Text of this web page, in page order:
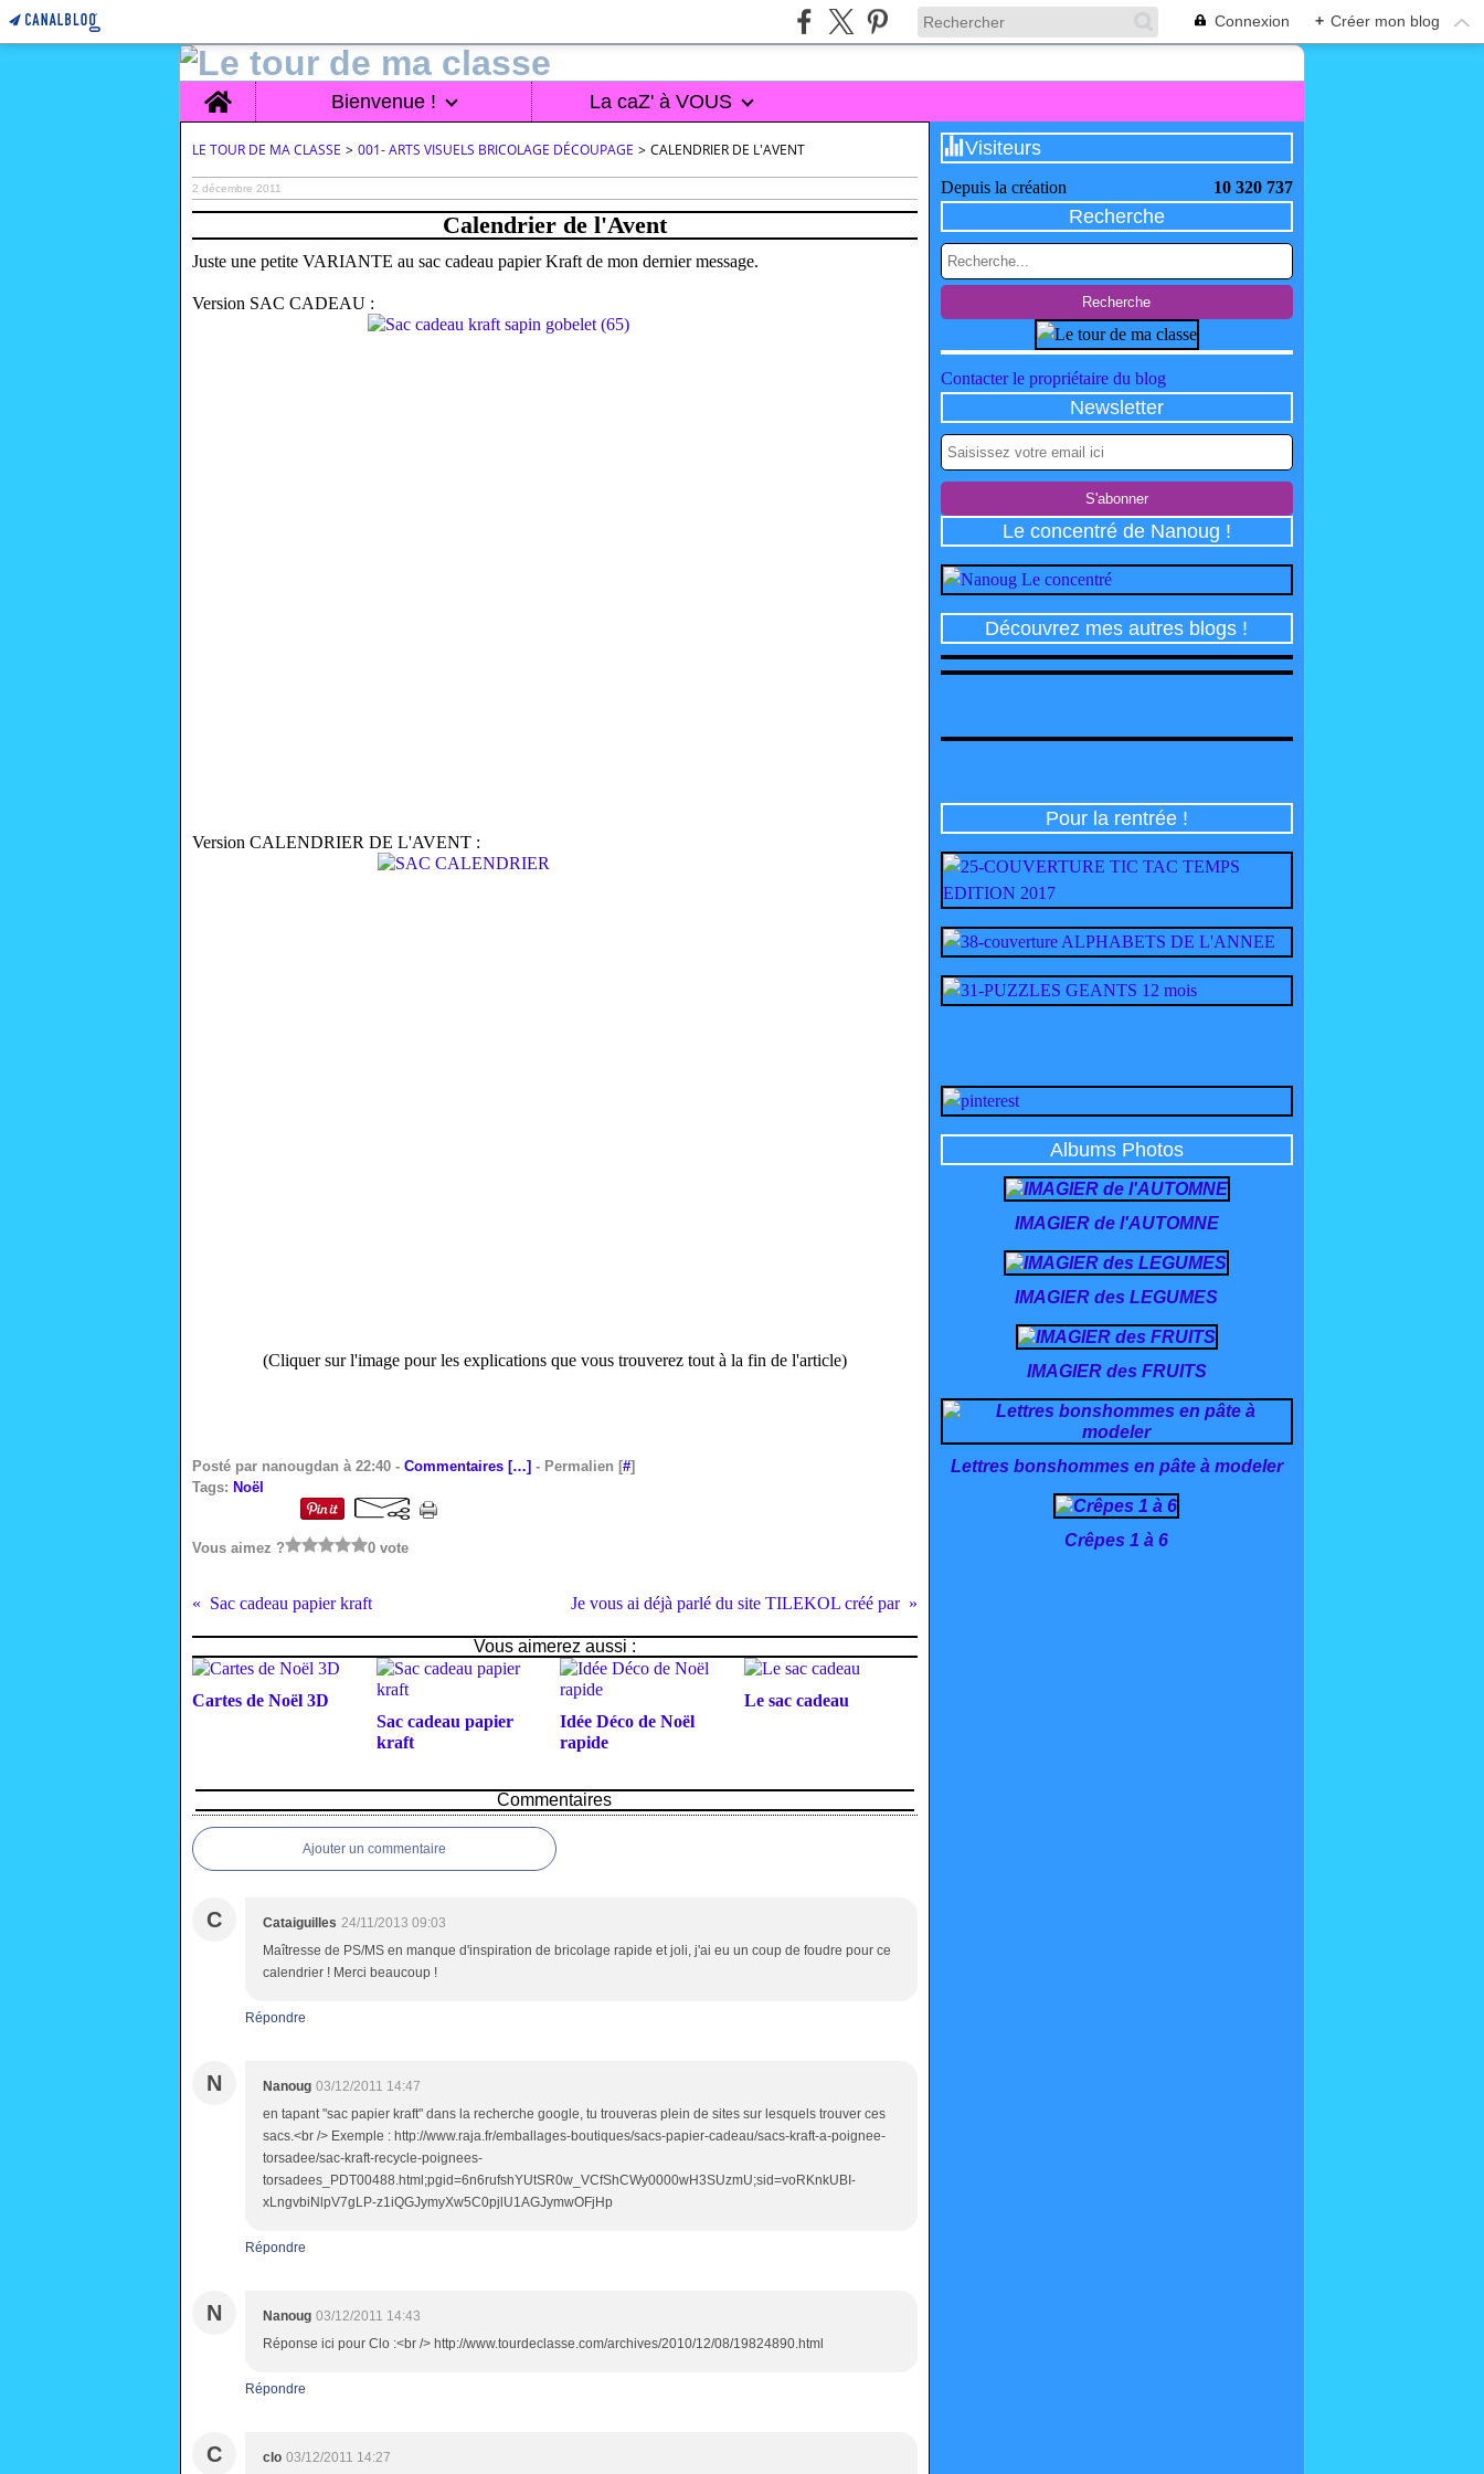
Connexion + Créer mon blog
Home Bienvenue ! La caZ' à VOUS
LE TOUR DE MA CLASSE > 001- ARTS VISUELS BRICOLAGE DÉCOUPAGE > CALENDRIER DE L'AVENT
2 décembre 2011
Calendrier de l'Avent
Juste une petite VARIANTE au sac cadeau papier Kraft de mon dernier message.
Version SAC CADEAU :
Version CALENDRIER DE L'AVENT :
(Cliquer sur l'image pour les explications que vous trouverez tout à la fin de l'article)
Posté par nanougdan à 22:40 - Commentaires […] - Permalien [#]
Tags: Noël
Vous aimez ? 0 vote
Sac cadeau papier kraft Je vous ai déjà parlé du site TILEKOL créé par
Vous aimerez aussi :
Cartes de Noël 3D
Sac cadeau papier
kraft
Idée Déco de Noël
rapide
Le sac cadeau
Commentaires
Ajouter un commentaire
C Cataiguilles 24/11/2013 09:03
Maîtresse de PS/MS en manque d'inspiration de bricolage rapide et joli, j'ai eu un coup de foudre pour ce
calendrier ! Merci beaucoup !
Répondre
N Nanoug 03/12/2011 14:47
en tapant "sac papier kraft" dans la recherche google, tu trouveras plein de sites sur lesquels trouver ces
sacs.<br /> Exemple : http://www.raja.fr/emballages-boutiques/sacs-papier-cadeau/sacs-kraft-a-poignee-
torsadee/sac-kraft-recycle-poignees-
torsadees_PDT00488.html;pgid=6n6rufshYUtSR0w_VCfShCWy0000wH3SUzmU;sid=voRKnkUBI-
xLngvbiNlpV7gLP-z1iQGJymyXw5C0pjlU1AGJymwOFjHp
Répondre
N Nanoug 03/12/2011 14:43
Réponse ici pour Clo :<br /> http://www.tourdeclasse.com/archives/2010/12/08/19824890.html
Répondre
C clo 03/12/2011 14:27
Visiteurs
Depuis la création 10 320 737
Recherche
Contacter le propriétaire du blog
Newsletter
Le concentré de Nanoug !
Découvrez mes autres blogs !
Pour la rentrée !
Albums Photos
IMAGIER de l'AUTOMNE
IMAGIER des LEGUMES
IMAGIER des FRUITS
Lettres bonshommes en pâte à modeler
Crêpes 1 à 6